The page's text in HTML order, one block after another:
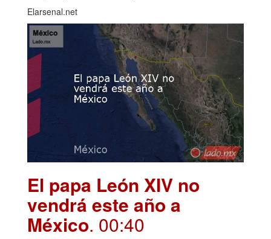
Elarsenal.net
El papa León XIV no
vendrá este año a
México. 00:40